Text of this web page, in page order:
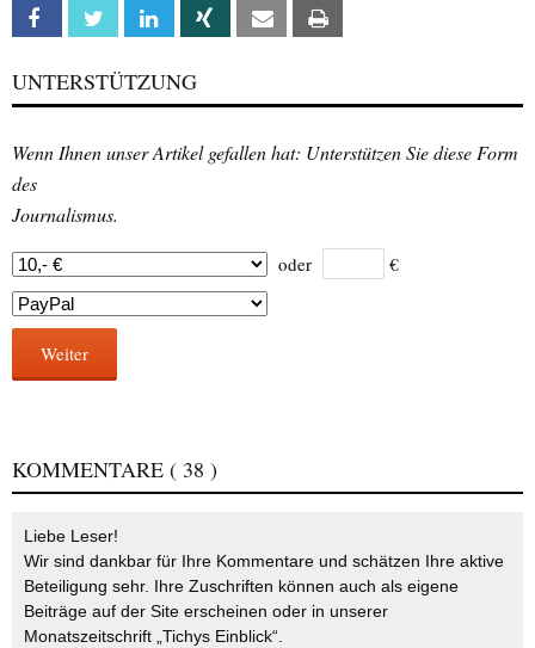
Facebook Twitter Linkedin Xing Email
UNTERSTÜTZUNG
Wenn Ihnen unser Artikel gefallen hat: Unterstützen Sie diese Form
des
Journalismus.
oder €
Weiter
KOMMENTARE ( 38 )
Liebe Leser!
Wir sind dankbar für Ihre Kommentare und schätzen Ihre aktive
Beteiligung sehr. Ihre Zuschriften können auch als eigene
Beiträge auf der Site erscheinen oder in unserer
Monatszeitschrift „Tichys Einblick“.